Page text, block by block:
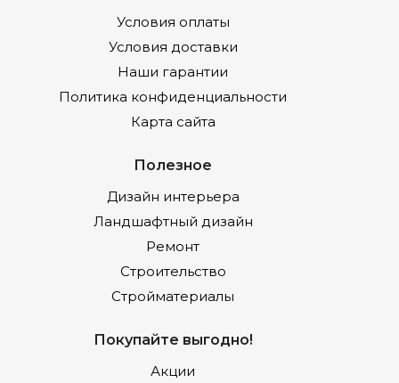
Условия оплаты
Условия доставки
Наши гарантии
Политика конфиденциальности
Карта сайта
Полезное
Дизайн интерьера
Ландшафтный дизайн
Ремонт
Строительство
Стройматериалы
Покупайте выгодно!
Акции